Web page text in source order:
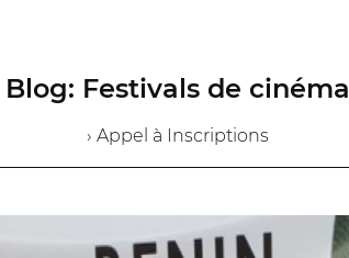
Blog: Festivals de cinéma
› Appel à Inscriptions